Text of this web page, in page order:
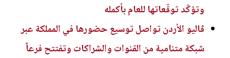
وتؤكّد توقّعاتها للعام بأكمله
ڤاليو الأردن تواصل توسيع حضورها في المملكة عبر
شبكة متنامية من القنوات والشراكات وتفتتح فرعاً